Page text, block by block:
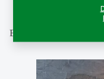
Entdecken Sie unsere